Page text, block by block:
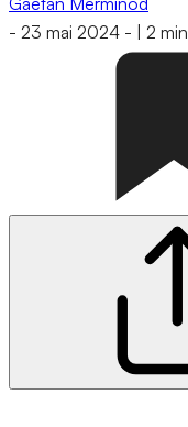
- 23 mai 2024 - 2 min